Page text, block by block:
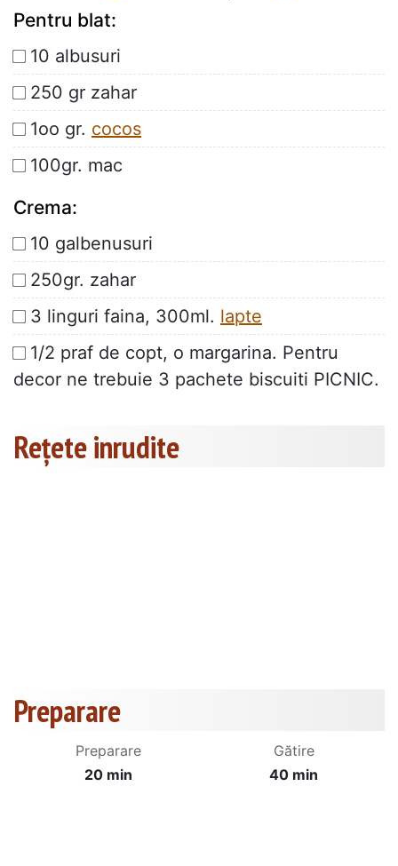
Pentru blat:
10 albusuri
250 gr zahar
1oo gr. cocos
100gr. mac
Crema:
10 galbenusuri
250gr. zahar
3 linguri faina, 300ml. lapte
1/2 praf de copt, o margarina. Pentru
decor ne trebuie 3 pachete biscuiti PICNIC.
Rețete inrudite
Preparare
Preparare
20 min
Gătire
40 min